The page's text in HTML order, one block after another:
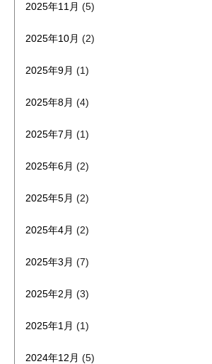
2025年11月 (5)
2025年10月 (2)
2025年9月 (1)
2025年8月 (4)
2025年7月 (1)
2025年6月 (2)
2025年5月 (2)
2025年4月 (2)
2025年3月 (7)
2025年2月 (3)
2025年1月 (1)
2024年12月 (5)